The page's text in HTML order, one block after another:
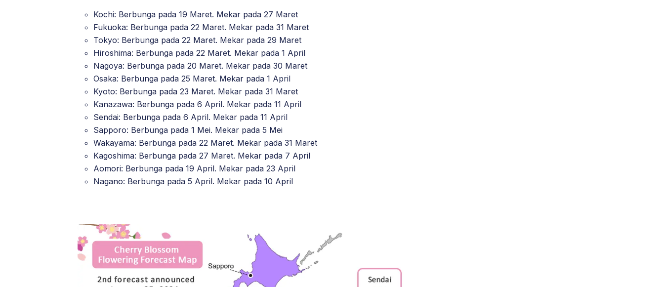
Kochi: Berbunga pada 19 Maret. Mekar pada 27 Maret
Fukuoka: Berbunga pada 22 Maret. Mekar pada 31 Maret
Tokyo: Berbunga pada 22 Maret. Mekar pada 29 Maret
Hiroshima: Berbunga pada 22 Maret. Mekar pada 1 April
Nagoya: Berbunga pada 20 Maret. Mekar pada 30 Maret
Osaka: Berbunga pada 25 Maret. Mekar pada 1 April
Kyoto: Berbunga pada 23 Maret. Mekar pada 31 Maret
Kanazawa: Berbunga pada 6 April. Mekar pada 11 April
Sendai: Berbunga pada 6 April. Mekar pada 11 April
Sapporo: Berbunga pada 1 Mei. Mekar pada 5 Mei
Wakayama: Berbunga pada 22 Maret. Mekar pada 31 Maret
Kagoshima: Berbunga pada 27 Maret. Mekar pada 7 April
Aomori: Berbunga pada 19 April. Mekar pada 23 April
Nagano: Berbunga pada 5 April. Mekar pada 10 April